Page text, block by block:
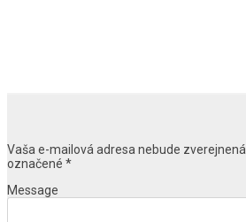
Vaša e-mailová adresa nebude zverejnená.
označené *
Message